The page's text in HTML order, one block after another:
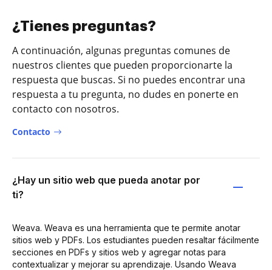
¿Tienes preguntas?
A continuación, algunas preguntas comunes de
nuestros clientes que pueden proporcionarte la
respuesta que buscas. Si no puedes encontrar una
respuesta a tu pregunta, no dudes en ponerte en
contacto con nosotros.
Contacto
¿Hay un sitio web que pueda anotar por
ti?
Weava. Weava es una herramienta que te permite anotar
sitios web y PDFs. Los estudiantes pueden resaltar fácilmente
secciones en PDFs y sitios web y agregar notas para
contextualizar y mejorar su aprendizaje. Usando Weava